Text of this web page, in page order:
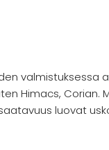
valmistuksessa
Himacs, Corian.
luovat